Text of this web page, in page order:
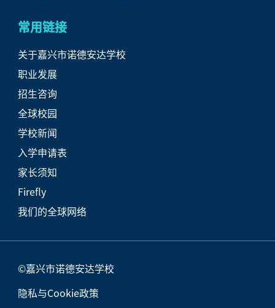
常用链接
关于嘉兴市诺德安达学校
职业发展
招生咨询
全球校园
学校新闻
入学申请表
家长须知
Firefly
我们的全球网络
©嘉兴市诺德安达学校
隐私与Cookie政策